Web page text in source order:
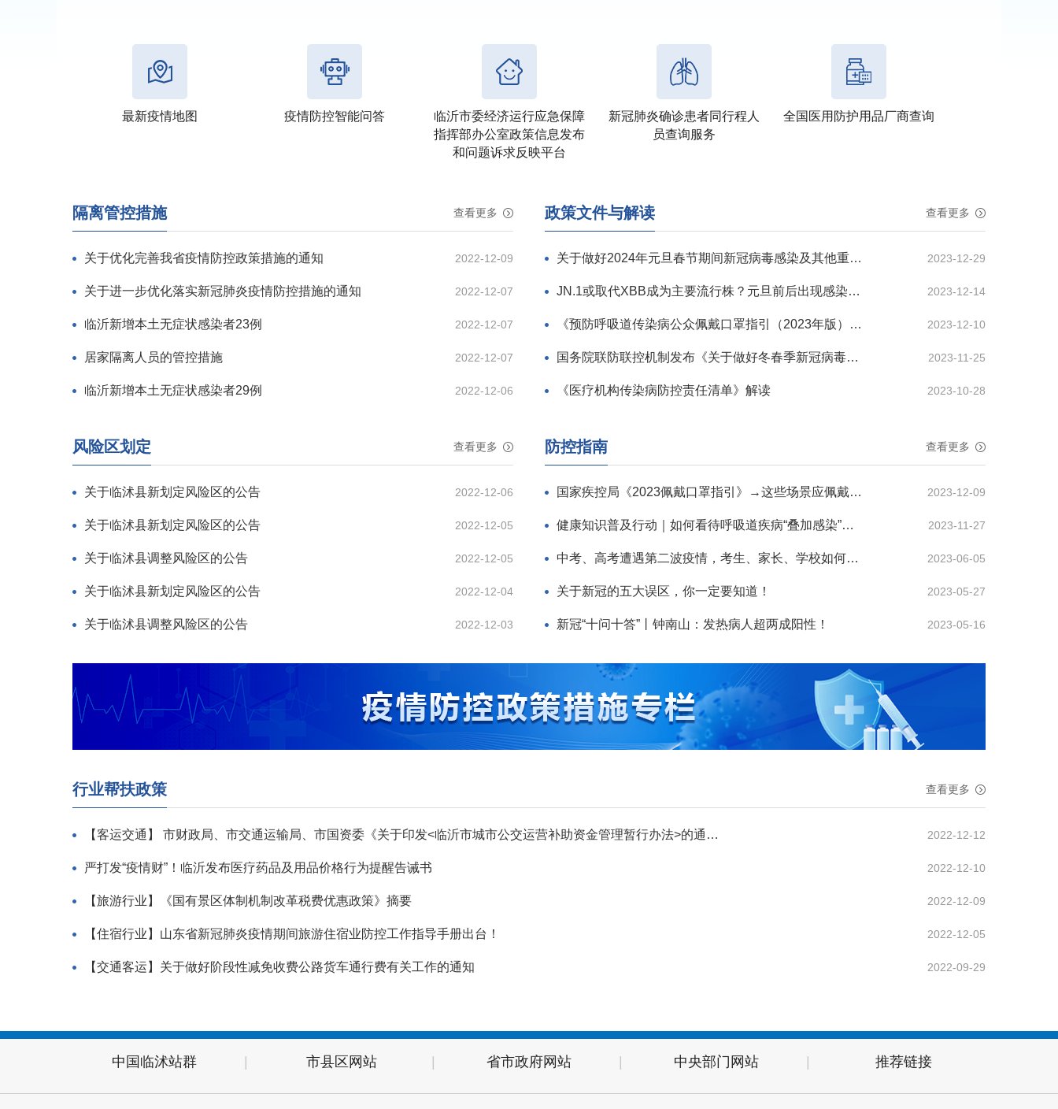
最新疫情地图 疫情防控智能问答
临沂市委经济运行应急保障
指挥部办公室政策信息发布
和问题诉求反映平台
新冠肺炎确诊患者同行程人
员查询服务
全国医用防护用品厂商查询
隔离管控措施 查看更多
关于优化完善我省疫情防控政策措施的通知 2022-12-09
关于进一步优化落实新冠肺炎疫情防控措施的通知 2022-12-07
临沂新增本土无症状感染者23例 2022-12-07
居家隔离人员的管控措施 2022-12-07
临沂新增本土无症状感染者29例 2022-12-06
政策文件与解读 查看更多
关于做好2024年元旦春节期间新冠病毒感染及其他重点传染病防... 2023-12-29
JN.1或取代XBB成为主要流行株？元旦前后出现感染高峰？最新研... 2023-12-14
《预防呼吸道传染病公众佩戴口罩指引（2023年版）》政策解读 2023-12-10
国务院联防联控机制发布《关于做好冬春季新冠病毒感染及其他... 2023-11-25
《医疗机构传染病防控责任清单》解读 2023-10-28
风险区划定 查看更多
关于临沭县新划定风险区的公告 2022-12-06
关于临沭县新划定风险区的公告 2022-12-05
关于临沭县调整风险区的公告 2022-12-05
关于临沭县新划定风险区的公告 2022-12-04
关于临沭县调整风险区的公告 2022-12-03
防控指南 查看更多
国家疾控局《2023佩戴口罩指引》→这些场景应佩戴口罩！ 2023-12-09
健康知识普及行动｜如何看待呼吸道疾病“叠加感染”？国家卫... 2023-11-27
中考、高考遭遇第二波疫情，考生、家长、学校如何应对？ 2023-06-05
关于新冠的五大误区，你一定要知道！ 2023-05-27
新冠“十问十答”丨钟南山：发热病人超两成阳性！ 2023-05-16
行业帮扶政策 查看更多
【客运交通】 市财政局、市交通运输局、市国资委《关于印发<临沂市城市公交运营补助资金管理暂行办法>的通知》（公共交通行业） 2022-12-12
严打发“疫情财”！临沂发布医疗药品及用品价格行为提醒告诫书 2022-12-10
【旅游行业】《国有景区体制机制改革税费优惠政策》摘要 2022-12-09
【住宿行业】山东省新冠肺炎疫情期间旅游住宿业防控工作指导手册出台！ 2022-12-05
【交通客运】关于做好阶段性减免收费公路货车通行费有关工作的通知 2022-09-29
中国临沭站群 市县区网站 省市政府网站 中央部门网站 推荐链接